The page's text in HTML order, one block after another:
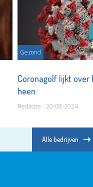
Gezond
Coronagolf lijkt
heen
Redactie - 20-08-2024
Alle bedrijven